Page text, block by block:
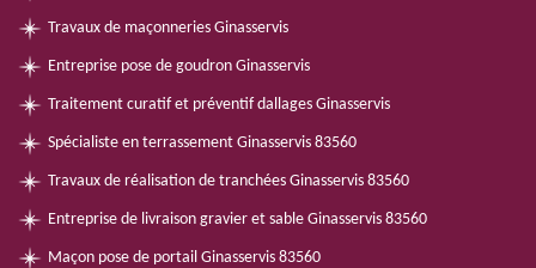
Travaux de maçonneries Ginasservis
Entreprise pose de goudron Ginasservis
Traitement curatif et préventif dallages Ginasservis
Spécialiste en terrassement Ginasservis 83560
Travaux de réalisation de tranchées Ginasservis 83560
Entreprise de livraison gravier et sable Ginasservis 83560
Maçon pose de portail Ginasservis 83560